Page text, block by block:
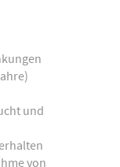
und
von